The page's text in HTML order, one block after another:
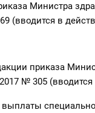
Министра
(вводится в
приказа
№ 305 (вводится